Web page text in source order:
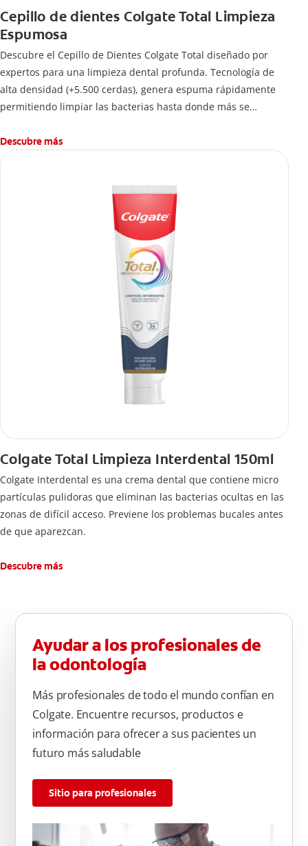
Cepillo de dientes Colgate Total Limpieza
Espumosa
Descubre el Cepillo de Dientes Colgate Total diseñado por
expertos para una limpieza dental profunda. Tecnología de
alta densidad (+5.500 cerdas), genera espuma rápidamente
permitiendo limpiar las bacterias hasta donde más se
Descubre más
Colgate Total Limpieza Interdental 150ml
Colgate Interdental es una crema dental que contiene micro
partículas pulidoras que eliminan las bacterias ocultas en las
zonas de difícil acceso. Previene los problemas bucales antes
de que aparezcan.
Descubre más
Ayudar a los profesionales de
la odontología
Más profesionales de todo el mundo confían en
Colgate. Encuentre recursos, productos e
información para ofrecer a sus pacientes un
futuro más saludable
Sitio para profesionales